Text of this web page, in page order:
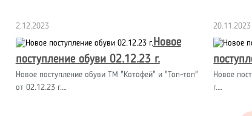
2.12.2023
Новое
поступление обуви 02.12.23 г.
Новое поступление обуви ТМ "Котофей" и "Топ-топ"
от 02.12.23 г.…
20.11.2023
Новое
г.…